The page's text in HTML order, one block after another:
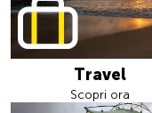
Travel
Scopri ora